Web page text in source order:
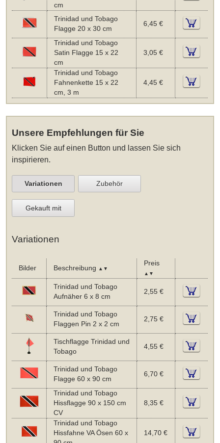
cm
Trinidad und Tobago
Flagge 20 x 30 cm
6,45 €
Trinidad und Tobago
Satin Flagge 15 x 22
cm
3,05 €
Trinidad und Tobago
Fahnenkette 15 x 22
cm, 3 m
4,45 €
Unsere Empfehlungen für Sie
Klicken Sie auf einen Button und lassen Sie sich
inspirieren.
Variationen Zubehör
Gekauft mit
Variationen
Bilder Beschreibung ▲▼
Preis
▲▼
Trinidad und Tobago
Aufnäher 6 x 8 cm
2,55 €
Trinidad und Tobago
Flaggen Pin 2 x 2 cm
2,75 €
Tischflagge Trinidad und
Tobago
4,55 €
Trinidad und Tobago
Flagge 60 x 90 cm
6,70 €
Trinidad und Tobago
Hissflagge 90 x 150 cm
CV
8,35 €
Trinidad und Tobago
Hissfahne VA Ösen 60 x
14,70 €